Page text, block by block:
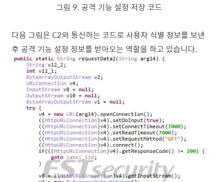
그림 9.공격 기능 설정 저장 코드
다음 그림은 C2와 통신하는 코드로 사용자 식별 정보를 보낸
후 공격 기능 설정 정보를 받아오는 역할을 하고 있습니다.